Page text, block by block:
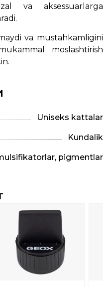
va aksessuarlarga
va mustahkamligini
moslashtirish
Uniseks kattalar
Kundalik
pigmentlar